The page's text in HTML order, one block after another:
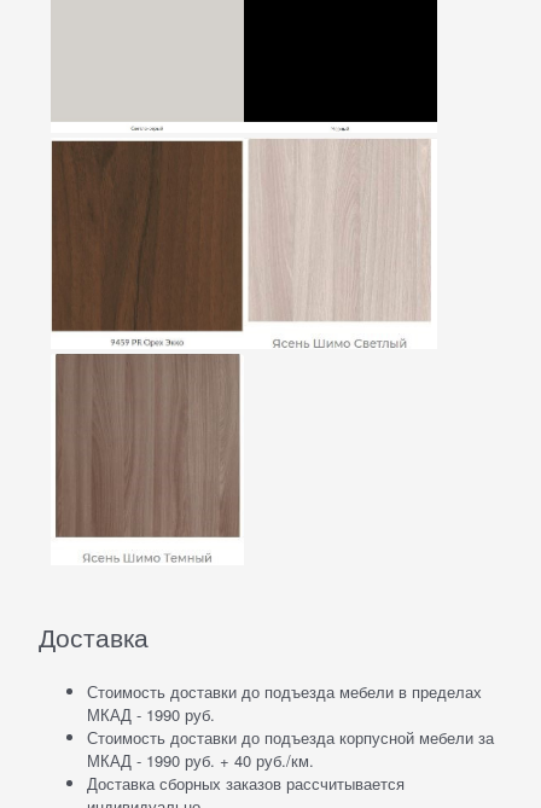
Доставка
Стоимость доставки до подъезда мебели в пределах
МКАД - 1990 руб.
Стоимость доставки до подъезда корпусной мебели за
МКАД - 1990 руб. + 40 руб./км.
Доставка сборных заказов рассчитывается